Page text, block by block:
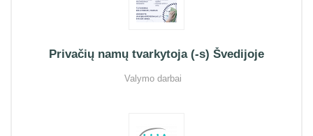
Privačių namų tvarkytoja (-s) Švedijoje
Valymo darbai